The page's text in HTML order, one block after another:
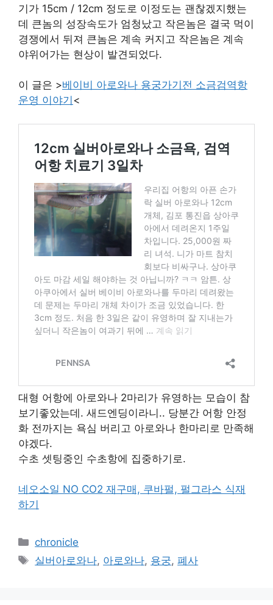
기가 15cm / 12cm 정도로 이정도는 괜찮겠지했는
데 큰놈의 성장속도가 엄청났고 작은놈은 결국 먹이
경쟁에서 뒤져 큰놈은 계속 커지고 작은놈은 계속
야위어가는 현상이 발견되었다.
이 글은 >베이비 아로와나 용궁가기전 소금검역항
운영 이야기 <
대형 어항에 아로와나 2마리가 유영하는 모습이 참
보기좋았는데. 새드엔딩이라니.. 당분간 어항 안정
화 전까지는 욕심 버리고 아로와나 한마리로 만족해
야겠다.
수초 셋팅중인 수초항에 집중하기로.
네오소일 NO CO2 재구매, 쿠바펄, 펄그라스 식재
하기
Categories
chronicle
Tags
실버아로와나, 아로와나, 용궁,폐사